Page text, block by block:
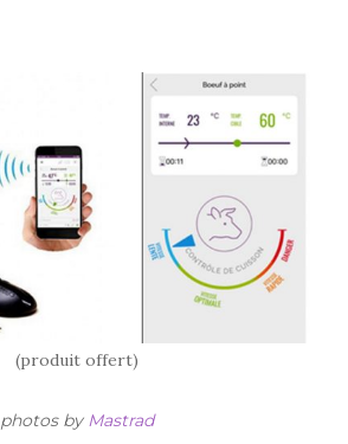
(produit offert)
photos by Mastrad